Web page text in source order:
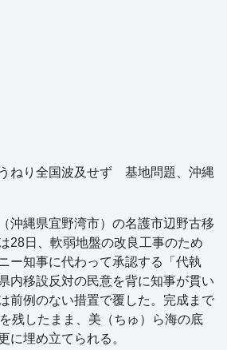
ねり全国波及せず 基地問題、沖縄
沖縄県宜野湾市）の名護市辺野古移
28日、軟弱地盤の改良工事のため
ー知事に代わって承認する「代執
内移設反対の民意を背に知事が貫い
前例のない措置で覆した。完成まで
残したまま、美（ちゅ）ら海の底
に埋め立てられる。